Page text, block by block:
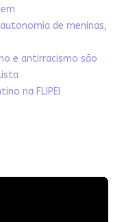
de meninas,
e antirracismo são
na FLIPEI